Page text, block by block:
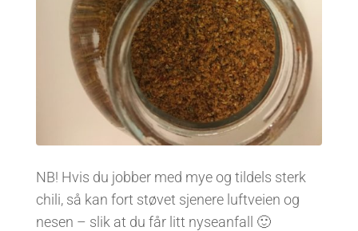
NB! Hvis du jobber med mye og tildels sterk
chili, så kan fort støvet sjenere luftveien og
nesen – slik at du får litt nyseanfall 🙂